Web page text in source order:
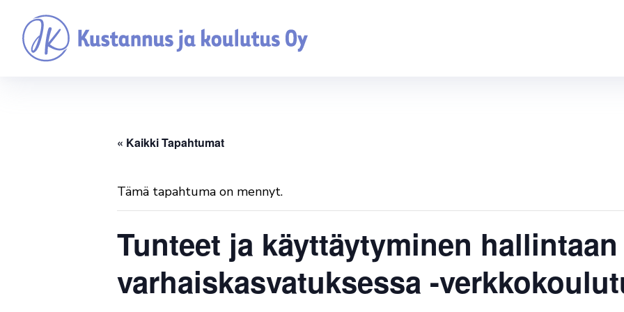
« Kaikki Tapahtumat
Tämä tapahtuma on mennyt.
Tunteet ja käyttäytyminen hallintaan
varhaiskasvatuksessa -